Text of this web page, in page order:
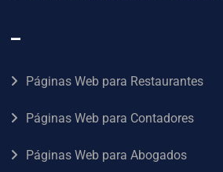
–
Páginas Web para Restaurantes
Páginas Web para Contadores
Páginas Web para Abogados